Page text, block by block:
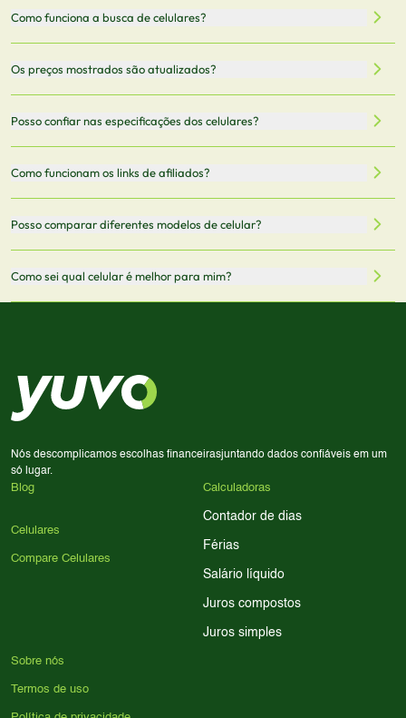
Como funciona a busca de celulares?
armazenamento, memória RAM, bateria e conectividade
5G.
Os preços mostrados são atualizados?
vendedor antes de finalizar sua compra.
Posso confiar nas especificações dos celulares?
informações mais recentes de cada modelo.
Como funcionam os links de afiliados?
comissão sem custo adicional para você.
Posso comparar diferentes modelos de celular?
Sim! Você pode selecionar até 3 celulares para comparar
Como sei qual celular é melhor para mim?
processador e bateria são essenciais. Use nossos filtros
para encontrar o celular ideal.
Nós descomplicamos escolhas financeirasjuntando dados confiáveis em um
só lugar.
Blog
Celulares
Compare Celulares
Calculadoras
Contador de dias
Férias
Salário líquido
Juros compostos
Juros simples
Sobre nós
Termos de uso